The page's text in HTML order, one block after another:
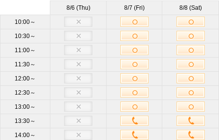
キャンセルOK）
お電話でもご質問・ご来店予約を承っております。
0120-54-7007
受付8:30～19:30（土日祝もOK）
サイズ 他のサイズも見学OK
来店日時
8/6 (Thu) 8/7 (Fri) 8/8 (Sat)
10:00～
10:30～
11:00～
11:30～
12:00～
12:30～
13:00～
13:30～
14:00～